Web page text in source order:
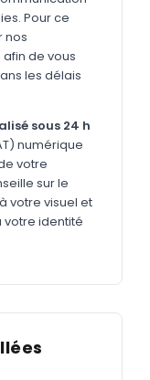
Pour ce
nos
de vous
les délais
sous 24 h
numérique
votre
sur le
votre visuel et
votre identité